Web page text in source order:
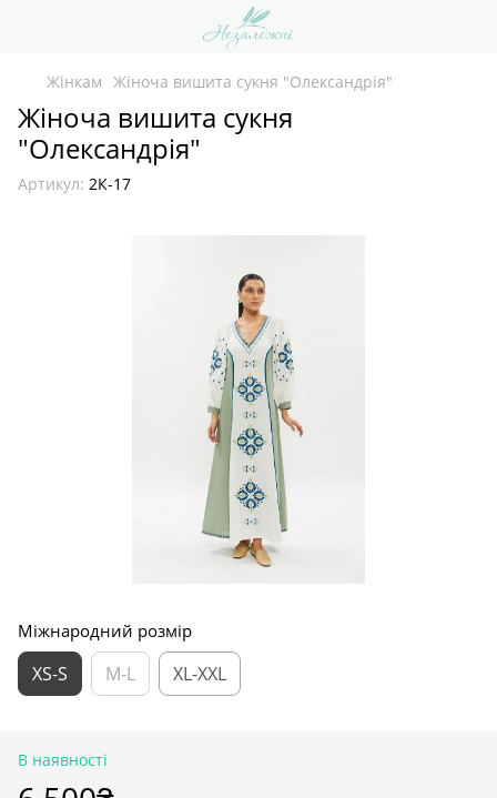
Жінкам Жіноча вишита сукня "Олександрія"
Жіноча вишита сукня
"Олександрія"
Артикул: 2К-17
Міжнародний розмір
XS-S M-L XL-XXL
В наявності